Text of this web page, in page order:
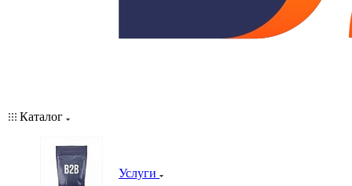
Каталог
Услуги